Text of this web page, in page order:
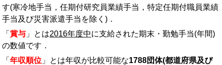
す(寒冷地手当，任期付研究員業績手当，特定任期付職員業績
手当及び災害派遣手当を除く)．
「 賞与 」とは2016年度中に支給された期末・勤勉手当(年間)
の数値です．
「 年収順位 」とは年収が比較可能な1788団体(都道府県及び